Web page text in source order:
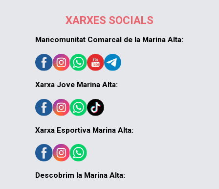
XARXES SOCIALS
Mancomunitat Comarcal de la Marina Alta:
Xarxa Jove Marina Alta:
Xarxa Esportiva Marina Alta:
Descobrim la Marina Alta: